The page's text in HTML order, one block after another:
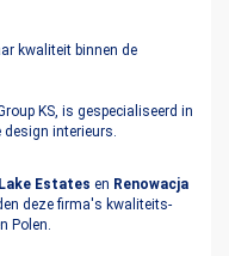
kwaliteit binnen de
KS, is gespecialiseerd in
design interieurs.
Lake Estates en Renowacja
deze firma's kwaliteits-
Polen.